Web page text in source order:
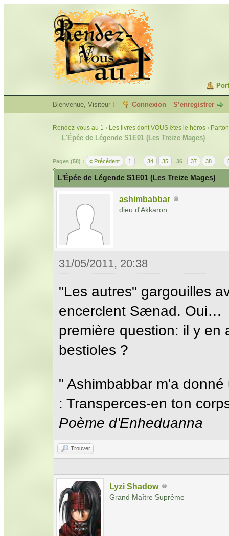
Bienvenue, Visiteur ! Connexion S’enregistrer
Rendez-vous au 1 › Les livres dont VOUS êtes le héros ›
L'Épée de Légende S1E01 (Les Treize Mages)
Pages (58) : « Précédent 1 34 35 36 37 38
L'Épée de Légende S1E01 (Les Treize Mages)
ashimbabbar
dieu d'Akkaron
31/05/2011, 20:38
"Les autres" gargouilles
encerclent Sænad. Oui…
première question: il y en
bestioles ?
" Ashimbabbar m'a
: Transperces-en ton
Poème d'Enheduanna
Trouver
Lyzi Shadow
Grand Maître Suprême